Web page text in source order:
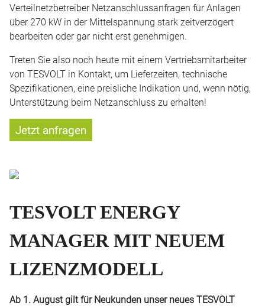
Verteilnetzbetreiber Netzanschlussanfragen für Anlagen
über 270 kW in der Mittelspannung stark zeitverzögert
bearbeiten oder gar nicht erst genehmigen.
Treten Sie also noch heute mit einem Vertriebsmitarbeiter
von TESVOLT in Kontakt, um Lieferzeiten, technische
Spezifikationen, eine preisliche Indikation und, wenn nötig,
Unterstützung beim Netzanschluss zu erhalten!
Jetzt anfragen
TESVOLT ENERGY
MANAGER MIT NEUEM
LIZENZMODELL
Ab 1. August gilt für Neukunden unser neues TESVOLT